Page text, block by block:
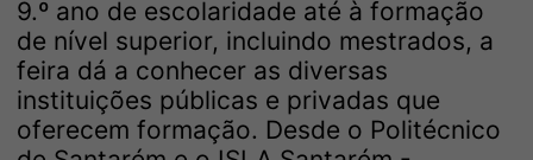
9.º ano de escolaridade até à formação
de nível superior, incluindo mestrados, a
feira dá a conhecer as diversas
instituições públicas e privadas que
oferecem formação. Desde o Politécnico